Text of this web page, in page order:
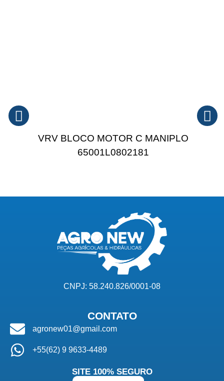
VRV BLOCO MOTOR C MANIPLO
65001L0802181
CNPJ: 58.240.826/0001-08
CONTATO
agronew01@gmail.com
+55(62) 9 9633-4489
SITE 100% SEGURO